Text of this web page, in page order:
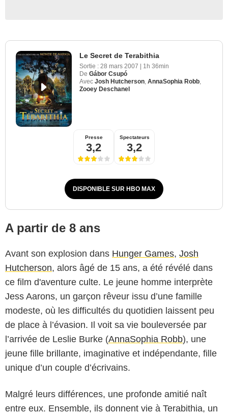
Le Secret de Terabithia
Sortie : 28 mars 2007 | 1h 36min
De Gábor Csupó
Avec Josh Hutcherson AnnaSophia Robb
Zooey Deschanel
Presse
3,2
Spectateurs
3,2
DISPONIBLE SUR HBO MAX
A partir de 8 ans
Avant son explosion dans Hunger Games, Josh
Hutcherson, alors âgé de 15 ans, a été révélé dans
ce film d'aventure culte. Le jeune homme interprète
Jess Aarons, un garçon rêveur issu d’une famille
modeste, où les difficultés du quotidien laissent peu
de place à l’évasion. Il voit sa vie bouleversée par
l’arrivée de Leslie Burke (AnnaSophia Robb), une
jeune fille brillante, imaginative et indépendante, fille
unique d’un couple d’écrivains.
Malgré leurs différences, une profonde amitié naît
entre eux. Ensemble, ils donnent vie à Terabithia, un